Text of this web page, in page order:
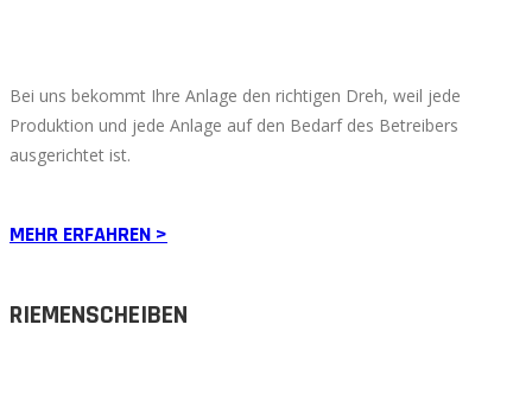
Bei uns bekommt Ihre Anlage den richtigen Dreh, weil jede
Produktion und jede Anlage auf den Bedarf des Betreibers
ausgerichtet ist.
MEHR ERFAHREN >
RIEMENSCHEIBEN